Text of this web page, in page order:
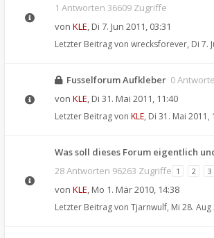
1 Antworten 36609 Zugriffe
von KLE, Di 7. Jun 2011, 03:31
Letzter Beitrag von wrecksforever, Di 7.
Fusselforum Aufkleber 0
von KLE, Di 31. Mai 2011, 11:40
Letzter Beitrag von KLE, Di 31. Mai 2011,
Was soll dieses Forum eigentlich
28 Antworten 96263 Zugriffe 1 2 3
von KLE, Mo 1. Mär 2010, 14:38
Letzter Beitrag von Tjarnwulf, Mi 28.